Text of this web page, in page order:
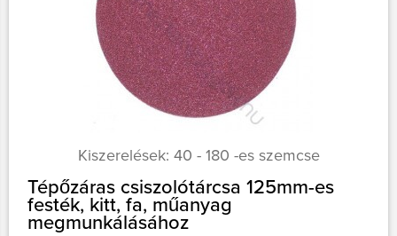
Kiszerelések: 40 - 180 -es szemcse
Tépőzáras csiszolótárcsa 125mm-es
festék, kitt, fa, műanyag
megmunkálásához